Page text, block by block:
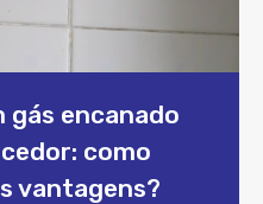
encanado
como
vantagens?